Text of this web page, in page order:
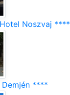
Noszvaj ****
****